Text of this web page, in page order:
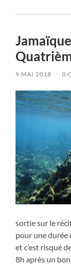
9 MAI 2018 / 0
sortie sur le
pour une durée
et c’est risqué
8h après un